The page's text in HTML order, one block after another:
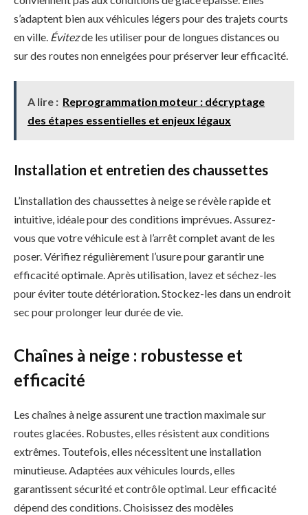
s’adaptent bien aux véhicules légers pour des trajets courts
en ville. Évitezde les utiliser pour de longues distances ou
sur des routes non enneigées pour préserver leur efficacité.
A lire : Reprogrammation moteur : décryptage
des étapes essentielles et enjeux légaux
Installation et entretien des chaussettes
L’installation des chaussettes à neige se révèle rapide et
intuitive, idéale pour des conditions imprévues. Assurez-
vous que votre véhicule est à l’arrêt complet avant de les
poser. Vérifiez régulièrement l’usure pour garantir une
efficacité optimale. Après utilisation, lavez et séchez-les
pour éviter toute détérioration. Stockez-les dans un endroit
sec pour prolonger leur durée de vie.
Chaînes à neige : robustesse et
efficacité
Les chaînes à neige assurent une traction maximale sur
routes glacées. Robustes, elles résistent aux conditions
extrêmes. Toutefois, elles nécessitent une installation
minutieuse. Adaptées aux véhicules lourds, elles
garantissent sécurité et contrôle optimal. Leur efficacité
dépend des conditions. Choisissez des modèles